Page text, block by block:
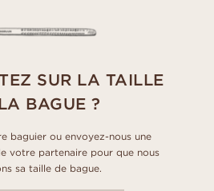
SUR LA TAILLE
BAGUE ?
baguier ou envoyez-nous une
votre partenaire pour que nous
sa taille de bague.